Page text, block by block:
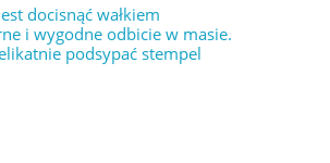
docisnąć wałkiem
i wygodne odbicie w masie.
podsypać stempel